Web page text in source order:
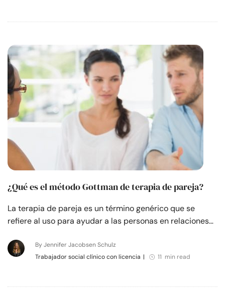
¿Qué es el método Gottman de terapia de pareja?
La terapia de pareja es un término genérico que se
refiere al uso para ayudar a las personas en relaciones…
By Jennifer Jacobsen Schulz
Trabajador social clínico con licencia | 11 min read